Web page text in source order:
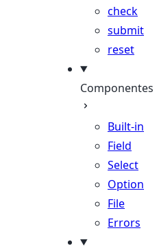
check
submit
reset
Componentes
Built-in
Field
Select
Option
File
Errors